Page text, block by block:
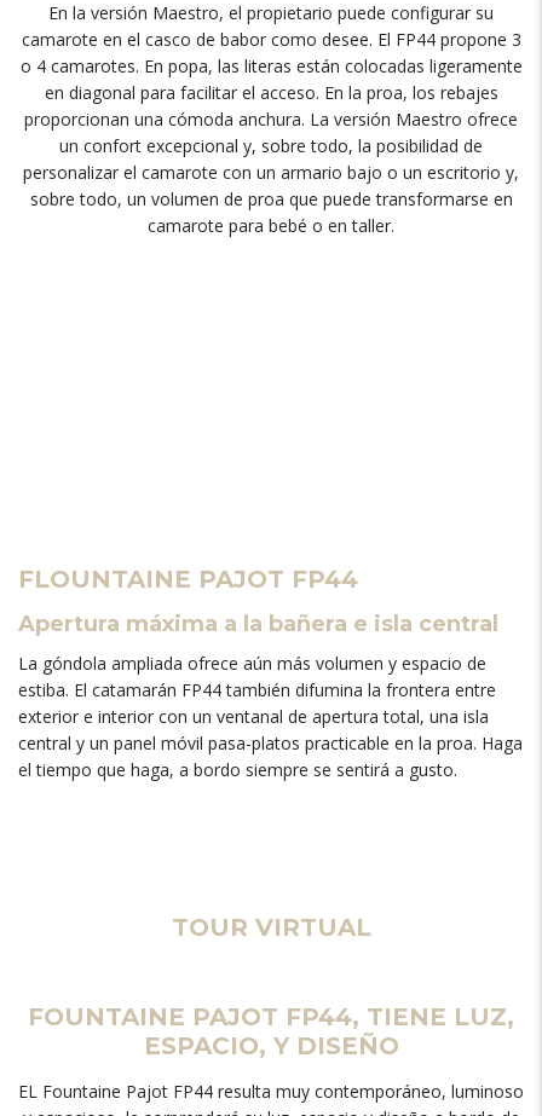
En la versión Maestro, el propietario puede configurar su
camarote en el casco de babor como desee. El FP44 propone 3
o 4 camarotes. En popa, las literas están colocadas ligeramente
en diagonal para facilitar el acceso. En la proa, los rebajes
proporcionan una cómoda anchura. La versión Maestro ofrece
un confort excepcional y, sobre todo, la posibilidad de
personalizar el camarote con un armario bajo o un escritorio y,
sobre todo, un volumen de proa que puede transformarse en
camarote para bebé o en taller.
FLOUNTAINE PAJOT FP44
Apertura máxima a la bañera e isla central
La góndola ampliada ofrece aún más volumen y espacio de
estiba. El catamarán FP44 también difumina la frontera entre
exterior e interior con un ventanal de apertura total, una isla
central y un panel móvil pasa-platos practicable en la proa. Haga
el tiempo que haga, a bordo siempre se sentirá a gusto.
TOUR VIRTUAL
FOUNTAINE PAJOT FP44, TIENE LUZ,
ESPACIO, Y DISEÑO
EL Fountaine Pajot FP44 resulta muy contemporáneo, luminoso